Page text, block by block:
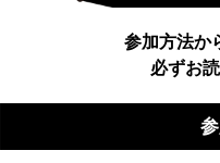
参加方法か
必ずお